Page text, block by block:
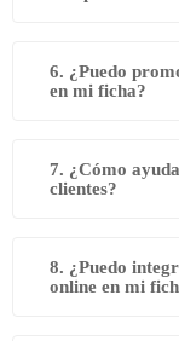
6. ¿Puedo
en mi ficha?
7. ¿Cómo
clientes?
8. ¿Puedo
online en mi